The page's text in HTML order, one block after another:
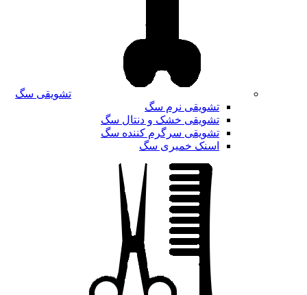
تشویقی سگ
تشویقی نرم سگ
تشویقی خشک و دنتال سگ
تشویقی سرگرم کننده سگ
اسنک خمیری سگ